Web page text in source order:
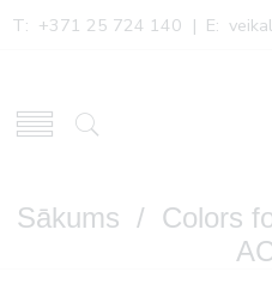
T: +371 25 724 140 | E:
Sākums / Colors